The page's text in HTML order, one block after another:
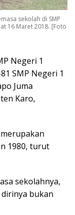
sekolah di SMP
16 Maret 2018. [Foto
Negeri 1
SMP Negeri 1
Juma
Karo,
1980, turut
sekolahnya,
bukan